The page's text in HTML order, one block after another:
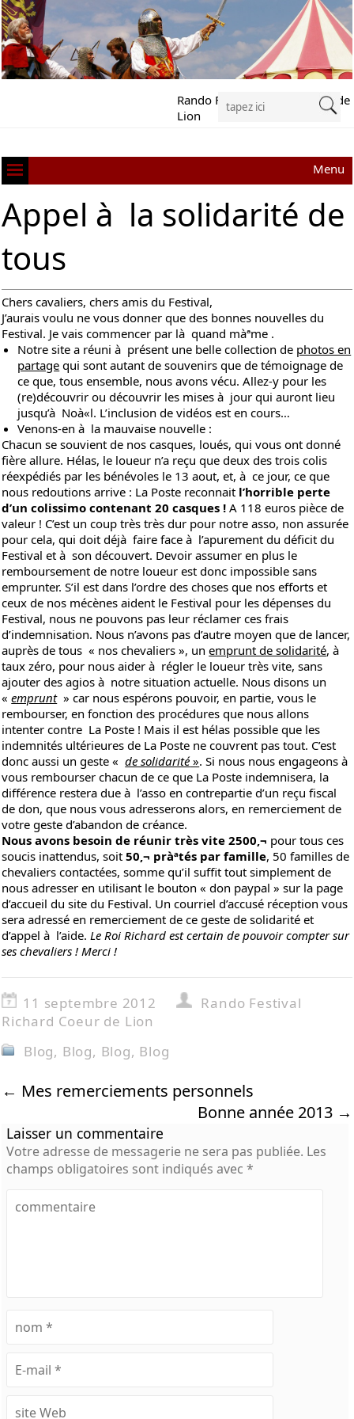
Rando Festival Richard Cœur de
Lion
Menu
Appel à la solidarité de
tous
Chers cavaliers, chers amis du Festival,
J’aurais voulu ne vous donner que des bonnes nouvelles du
Festival. Je vais commencer par là quand màªme .
Notre site a réuni à présent une belle collection de photos en
partage qui sont autant de souvenirs que de témoignage de
ce que, tous ensemble, nous avons vécu. Allez-y pour les
(re)découvrir ou découvrir les mises à jourqui auront lieu
jusqu’à Noà«l. L’inclusion de vidéos est en cours…
Venons-en à la mauvaise nouvelle :
Chacun se souvient de nos casques, loués, qui vous ont donné
fière allure. Hélas, le loueur n’a reçu que deux des trois colis
réexpédiés par les bénévoles le 13 aout, et, à ce jour, ce que
nous redoutions arrive : La Poste reconnait l’horrible perte
d’un colissimo contenant 20 casques ! A 118 euros pièce de
valeur ! C’est un coup très très dur pour notre asso, non assurée
pour cela, qui doit déjà faire face à l’apurement du déficit du
Festival et à son découvert. Devoir assumer en plus le
remboursement de notre loueur est donc impossible sans
emprunter. S’il est dans l’ordre des choses que nos efforts et
ceux de nos mécènes aident le Festival pour les dépenses du
Festival, nous ne pouvons pas leur réclamer ces frais
d’indemnisation. Nous n’avons pas d’autre moyen que de lancer,
auprès de tous « nos chevaliers », unemprunt de solidarité, à
taux zéro, pour nous aider à régler le loueur très vite, sans
ajouter des agios à notre situation actuelle. Nous disons un
«emprunt» car nous espérons pouvoir, en partie, vous le
rembourser, en fonction des procédures que nous allons
intenter contre La Poste ! Mais il est hélas possible que les
indemnités ultérieures de La Poste ne couvrent pas tout. C’est
donc aussi un geste «de solidarité». Si nous nous engageons à
vous rembourser chacun de ce que La Poste indemnisera, la
différence restera due à l’asso en contrepartie d’un reçu fiscal
de don, que nous vous adresserons alors, en remerciement de
votre geste d’abandon de créance.
Nous avons besoin de réunir très vite 2500‚¬ pour tous ces
soucis inattendus, soit50‚¬ pràªtés par famille, 50 familles de
chevaliers contactées, somme qu’il suffit tout simplement de
nous adresser en utilisant le bouton « don paypal » sur la page
d’accueildu site du Festival. Un courriel d’accusé réception vous
sera adressé en remerciement de ce geste de solidarité et
d’appel à l’aide. Le Roi Richard est certain de pouvoir compter sur
ses chevaliers ! Merci !
11 septembre 2012
Rando Festival
Richard Coeur de Lion
Blog, Blog, Blog, Blog
← Mes remerciements personnels
Bonne année 2013 →
Laisser un commentaire
Votre adresse de messagerie ne sera pas publiée. Les
champs obligatoires sont indiqués avec*